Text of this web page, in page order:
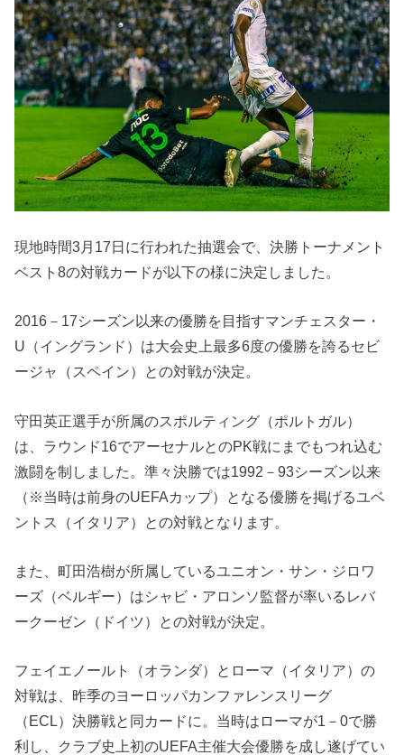
現地時間3月17日に行われた抽選会で、決勝トーナメント
ベスト8の対戦カードが以下の様に決定しました。
2016－17シーズン以来の優勝を目指すマンチェスター・
U（イングランド）は大会史上最多6度の優勝を誇るセビ
ージャ（スペイン）との対戦が決定。
守田英正選手が所属のスポルティング（ポルトガル）
は、ラウンド16でアーセナルとのPK戦にまでもつれ込む
激闘を制しました。準々決勝では1992－93シーズン以来
（※当時は前身のUEFAカップ）となる優勝を掲げるユベ
ントス（イタリア）との対戦となります。
また、町田浩樹が所属しているユニオン・サン・ジロワ
ーズ（ベルギー）はシャビ・アロンソ監督が率いるレバ
ークーゼン（ドイツ）との対戦が決定。
フェイエノールト（オランダ）とローマ（イタリア）の
対戦は、昨季のヨーロッパカンファレンスリーグ
（ECL）決勝戦と同カードに。当時はローマが1－0で勝
利し、クラブ史上初のUEFA主催大会優勝を成し遂げてい